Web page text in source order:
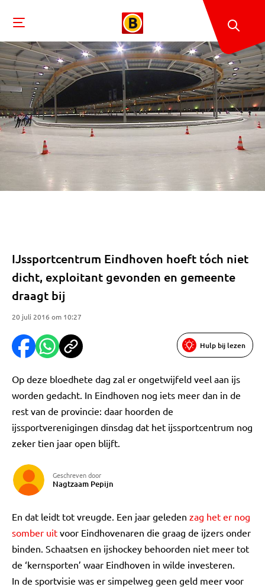
IJssportcentrum Eindhoven hoeft tóch niet
dicht, exploitant gevonden en gemeente
draagt bij
20 juli 2016 om 10:27
Hulp bij lezen
Op deze bloedhete dag zal er ongetwijfeld veel aan ijs
worden gedacht. In Eindhoven nog iets meer dan in de
rest van de provincie: daar hoorden de
ijssportverenigingen dinsdag dat het ijssportcentrum nog
zeker tien jaar open blijft.
Geschreven door
Nagtzaam Pepijn
En dat leidt tot vreugde. Een jaar geleden zag het er nog
somber uit voor Eindhovenaren die graag de ijzers onder
binden. Schaatsen en ijshockey behoorden niet meer tot
de ‘kernsporten’ waar Eindhoven in wilde investeren.
In de sportvisie was er simpelweg geen geld meer voor